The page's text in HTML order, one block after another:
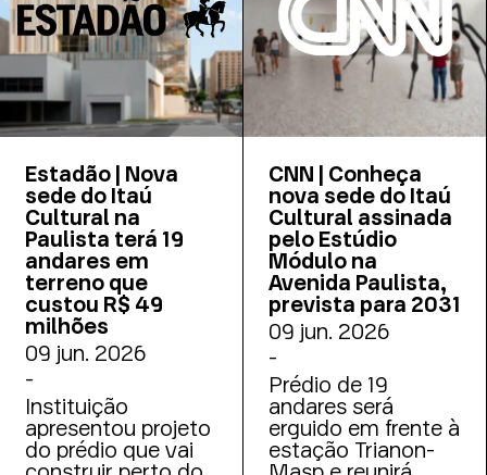
Estadão | Nova
sede do Itaú
Cultural na
Paulista terá 19
andares em
terreno que
custou R$ 49
milhões
09 jun. 2026
-
Instituição
apresentou projeto
do prédio que vai
CNN | Conheça
nova sede do Itaú
Cultural assinada
pelo Estúdio
Módulo na
Avenida Paulista,
prevista para 2031
09 jun. 2026
-
Prédio de 19
andares será
erguido em frente à
estação Trianon-